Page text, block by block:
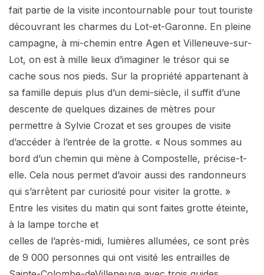
fait partie de la visite incontournable pour tout touriste
découvrant les charmes du Lot-et-Garonne. En pleine
campagne, à mi-chemin entre Agen et Villeneuve-sur-
Lot, on est à mille lieux d’imaginer le trésor qui se
cache sous nos pieds. Sur la propriété appartenant à
sa famille depuis plus d’un demi-siècle, il suffit d’une
descente de quelques dizaines de mètres pour
permettre à Sylvie Crozat et ses groupes de visite
d’accéder à l’entrée de la grotte. « Nous sommes au
bord d’un chemin qui mène à Compostelle, précise-t-
elle. Cela nous permet d’avoir aussi des randonneurs
qui s’arrêtent par curiosité pour visiter la grotte. »
Entre les visites du matin qui sont faites grotte éteinte,
à la lampe torche et
celles de l’après-midi, lumières allumées, ce sont près
de 9 000 personnes qui ont visité les entrailles de